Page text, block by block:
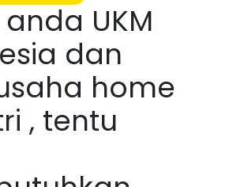
UKM
dan
home
, tentu